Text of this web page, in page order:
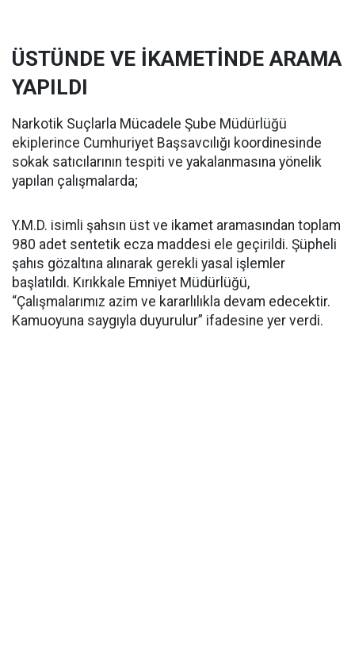
ÜSTÜNDE VE İKAMETİNDE ARAMA
YAPILDI
Narkotik Suçlarla Mücadele Şube Müdürlüğü
ekiplerince Cumhuriyet Başsavcılığı koordinesinde
sokak satıcılarının tespiti ve yakalanmasına yönelik
yapılan çalışmalarda;
Y.M.D. isimli şahsın üst ve ikamet aramasından toplam
980 adet sentetik ecza maddesi ele geçirildi. Şüpheli
şahıs gözaltına alınarak gerekli yasal işlemler
başlatıldı. Kırıkkale Emniyet Müdürlüğü,
“Çalışmalarımız azim ve kararlılıkla devam edecektir.
Kamuoyuna saygıyla duyurulur” ifadesine yer verdi.